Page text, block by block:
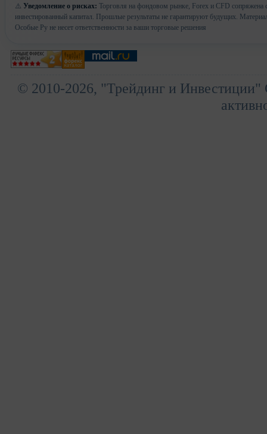
⚠️ Уведомление о рисках: Торговля на фондовом рынке, Forex и CFD сопряжена
инвестированный капитал. Прошлые результаты не гарантируют будущих.
Особые Ру не несет ответственности за ваши торговые решения
© 2010-2026, "Трейдинг и Инвестиции"